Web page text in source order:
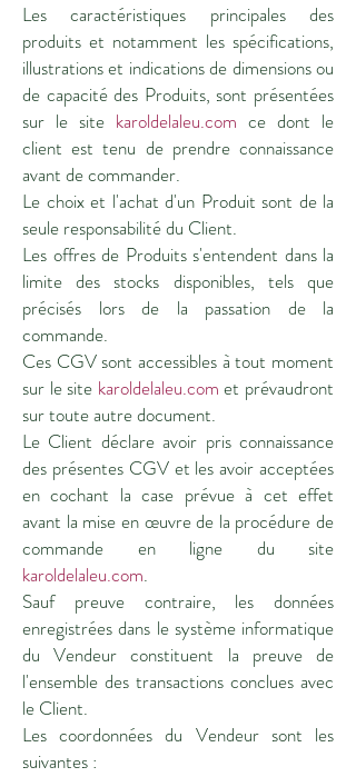
Les caractéristiques principales des
produits et notamment les spécifications,
illustrations et indications de dimensions ou
de capacité des Produits, sont présentées
sur le site karoldelaleu.com ce dont le
client est tenu de prendre connaissance
avant de commander.
Le choix et l'achat d'un Produit sont de la
seule responsabilité du Client.
Les offres de Produits s'entendent dans la
limite des stocks disponibles, tels que
précisés lors de la passation de la
commande.
Ces CGV sont accessibles à tout moment
sur le site karoldelaleu.com et prévaudront
sur toute autre document.
Le Client déclare avoir pris connaissance
des présentes CGV et les avoir acceptées
en cochant la case prévue à cet effet
avant la mise en œuvre de la procédure de
commande en ligne du site
karoldelaleu.com.
Sauf preuve contraire, les données
enregistrées dans le système informatique
du Vendeur constituent la preuve de
l'ensemble des transactions conclues avec
le Client.
Les coordonnées du Vendeur sont les
suivantes :